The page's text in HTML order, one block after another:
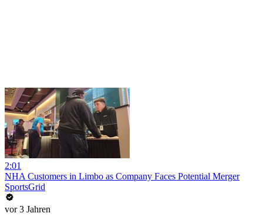
2:01
NHA Customers in Limbo as Company Faces Potential Merger
SportsGrid
vor 3 Jahren